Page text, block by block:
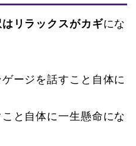
リラックスがカギにな
ージを話すこと自体に
と自体に一生懸命にな